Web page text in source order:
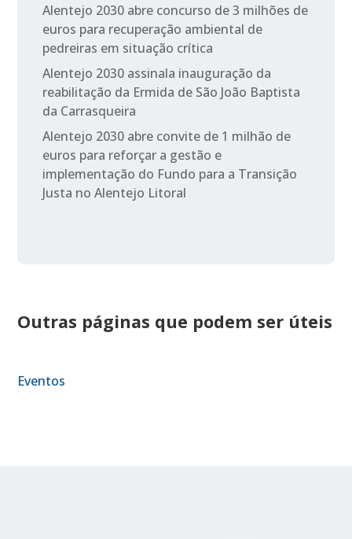
Alentejo 2030 abre concurso de 3 milhões de
euros para recuperação ambiental de
pedreiras em situação crítica
Alentejo 2030 assinala inauguração da
reabilitação da Ermida de São João Baptista
da Carrasqueira
Alentejo 2030 abre convite de 1 milhão de
euros para reforçar a gestão e
implementação do Fundo para a Transição
Justa no Alentejo Litoral
Outras páginas que podem ser úteis
Eventos